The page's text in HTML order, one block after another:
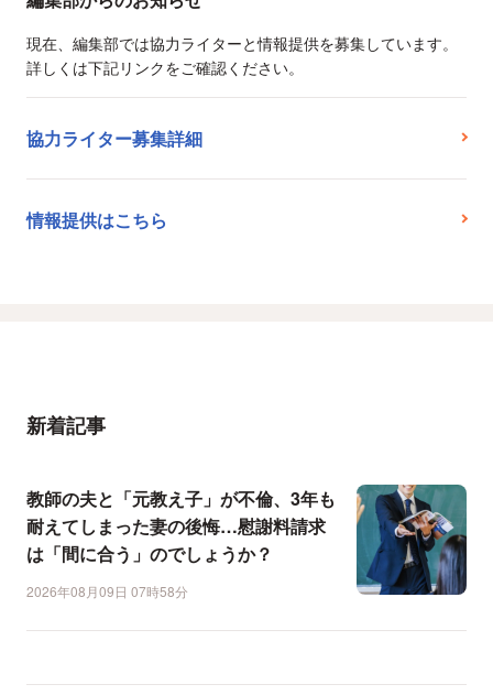
現在、編集部では協力ライターと情報提供を募集しています。
詳しくは下記リンクをご確認ください。
協力ライター募集詳細
情報提供はこちら
新着記事
教師の夫と「元教え子」が不倫、3年も
耐えてしまった妻の後悔…慰謝料請求
は「間に合う」のでしょうか？
2026年08月09日 07時58分